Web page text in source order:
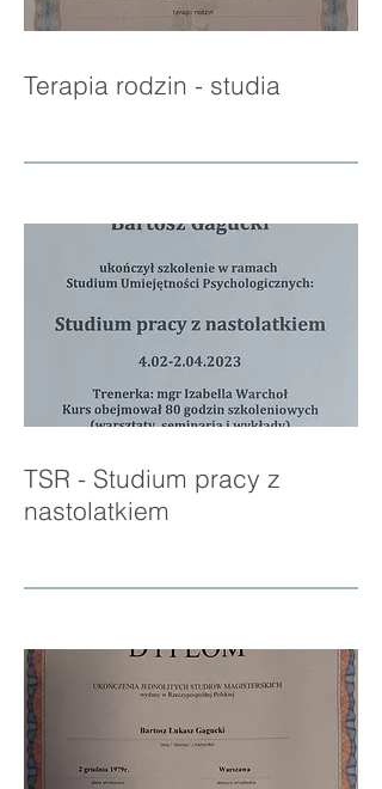
Terapia rodzin - studia
TSR - Studium pracy z
nastolatkiem